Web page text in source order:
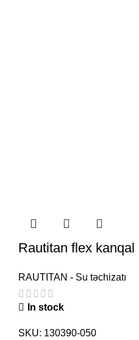
Rautitan flex
RAUTITAN - Su təchizatı
In stock
SKU: 130390-050